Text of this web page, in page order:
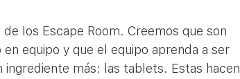
los Escape Room. Creemos que son
equipo y que el equipo aprenda a ser
más: las tablets. Estas hacen